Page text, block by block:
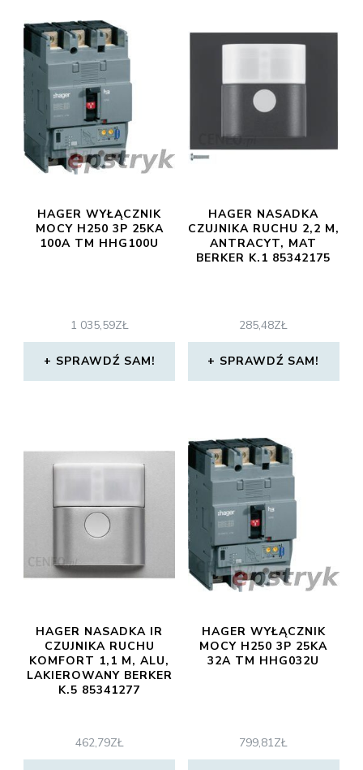
HAGER WYŁĄCZNIK
MOCY H250 3P 25KA
100A TM HHG100U
1 035,59ZŁ
SPRAWDŹ SAM!
HAGER NASADKA
CZUJNIKA RUCHU 2,2 M,
ANTRACYT, MAT
BERKER K.1 85342175
285,48ZŁ
SPRAWDŹ SAM!
HAGER NASADKA IR
CZUJNIKA RUCHU
KOMFORT 1,1 M, ALU,
LAKIEROWANY BERKER
K.5 85341277
462,79ZŁ
HAGER WYŁĄCZNIK
MOCY H250 3P 25KA
32A TM HHG032U
799,81ZŁ